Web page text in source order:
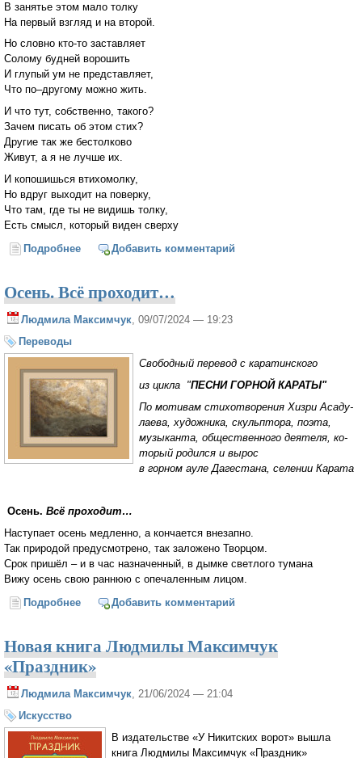
В занятье этом мало толку
На первый взгляд и на второй.
Но словно кто-то заставляет
Солому будней ворошить
И глупый ум не представляет,
Что по–другому можно жить.
И что тут, собственно, такого?
Зачем писать об этом стих?
Другие так же бестолково
Живут, а я не лучше их.
И копошишься втихомолку,
Но вдруг выходит на поверку,
Что там, где ты не видишь толку,
Есть смысл, который виден сверху
Подробнее о Опять ищу в стогу иголку
Добавить комментарий
Осень. Всё проходит…
Людмила Максимчук, 09/07/2024 — 19:23
Переводы
Свободный перевод с каратинского
из цикла "ПЕСНИ ГОРНОЙ КАРАТЫ"
По мо­ти­вам сти­хо­тво­ре­ния Хиз­ри Аса­ду­
лае­ва, ху­дож­ни­ка, скульп­то­ра, по­эта,
му­зы­кан­та, об­ще­ст­вен­но­го дея­те­ля, ко­
то­рый ро­дил­ся и вы­рос
в гор­ном ау­ле Да­ге­ста­на, се­ле­нии Ка­ра­та
Осень. Всё проходит…
Наступает осень медленно, а кончается внезапно.
Так природой предусмотрено, так заложено Творцом.
Срок пришёл – и в час назначенный, в дымке светлого тумана
Вижу осень свою раннюю с опечаленным лицом.
Подробнее о Осень. Всё проходит…
Добавить комментарий
Новая книга Людмилы Максимчук
«Праздник»
Людмила Максимчук, 21/06/2024 — 21:04
Искусство
В издательстве «У Никитских ворот» вышла
книга Людмилы Максимчук «Праздник»